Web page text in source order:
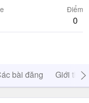
Điểm
0
bài đăng Giới thiệu